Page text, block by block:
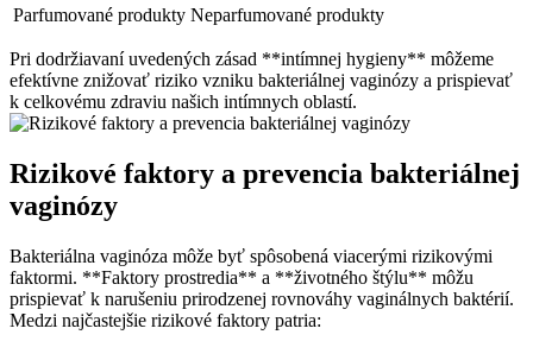
Parfumované produkty Neparfumované produkty
Pri dodržiavaní uvedených zásad **intímnej hygieny** môžeme
efektívne znižovať riziko vzniku bakteriálnej vaginózy a prispievať
k celkovému zdraviu našich intímnych oblastí.
Rizikové faktory a prevencia bakteriálnej
vaginózy
Bakteriálna vaginóza môže byť spôsobená viacerými rizikovými
faktormi. **Faktory prostredia** a **životného štýlu** môžu
prispievať k narušeniu prirodzenej rovnováhy vaginálnych baktérií.
Medzi najčastejšie rizikové faktory patria: